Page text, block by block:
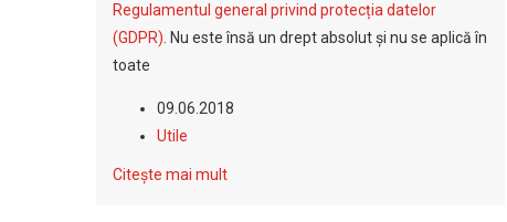
Regulamentul general privind protecția datelor
(GDPR) . Nu este însă un drept absolut și nu se aplică în
toate
09.06.2018
Utile
Citește mai mult